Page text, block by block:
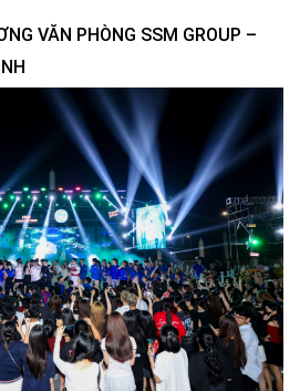
VĂN PHÒNG SSM GROUP –